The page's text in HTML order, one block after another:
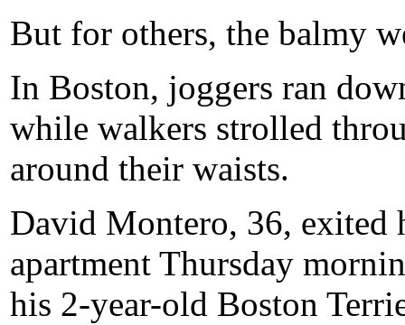
But for others, the balmy
In Boston, joggers ran
while walkers strolled
around their waists.
David Montero, 36, exited
apartment Thursday
his 2-year-old Boston